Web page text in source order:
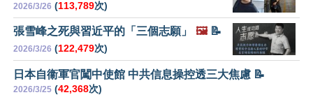
2026/3/26 (113,789次)
張雪峰之死與習近平的「三個志願」 🖼️📝
2026/3/26 (122,479次)
日本自衞軍官闖中使館 中共信息操控透三大焦慮 📝
2026/3/25 (42,368次)